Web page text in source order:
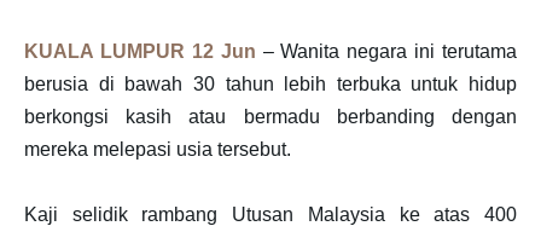
KUALA LUMPUR 12 Jun – Wanita negara ini terutama
berusia di bawah 30 tahun lebih terbuka untuk hidup
berkongsi kasih atau bermadu berbanding dengan
mereka melepasi usia tersebut.
Kaji selidik rambang Utusan Malaysia ke atas 400